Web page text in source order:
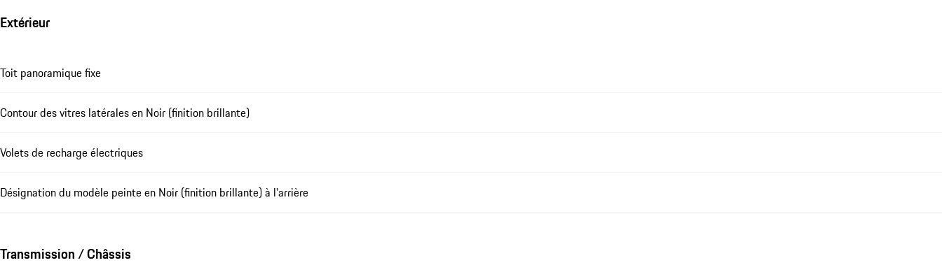
Extérieur
Toit panoramique fixe
Contour des vitres latérales en Noir (finition brillante)
Volets de recharge électriques
Désignation du modèle peinte en Noir (finition brillante) à l'arrière
Transmission / Châssis